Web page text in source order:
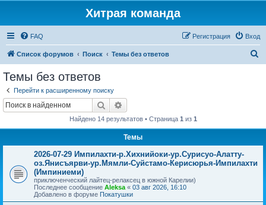
Хитрая команда
FAQ Вход
Регистрация
Список форумов Поиск Темы без ответов
Темы без ответов
Перейти к расширенному поиску
Поиск
Найдено 14 результатов • Страница 1 из 1
Темы
2026-07-29 Импилахти-р.Хихнийоки-ур.Сурисуо-Алатту-
оз.Янисъярви-ур.Мямли-Суйстамо-Керисюрья-Импилахти
(Импиниеми)
приключенческий лайтец-релаксец в южной Карелии)
Последнее сообщение Aleksa « 03 авг 2026, 16:10
Добавлено в форуме Покатушки